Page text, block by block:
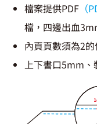
檔案提供PDF （
檔，四邊出血
內頁頁數須為2的
上下書口5mm